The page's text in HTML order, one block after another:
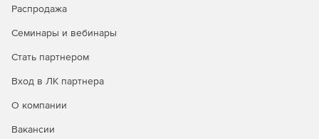
тенденций производительности, использования и
пропускной способности сети.
Отправка отчетов по электронной почте, сохранение
Распродажа
Семинары и вебинары
Стать партнером
Вход в ЛК партнера
О компании
Вакансии